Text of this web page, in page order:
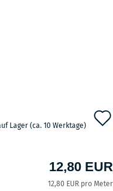
Lager (ca. 10 Werktage)
12,80 EUR
12,80 EUR pro Meter